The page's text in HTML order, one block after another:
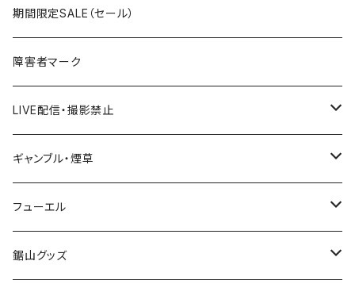
国道600～699号線
国道700～799号線
ROUTE600～699号線
ROUTE700～799号線
ROUTE 600～699号線
ROUTE 700～799号線
ROUTE 100～199号線
ROUTE 600～699号線
ROUTE 700～799号線
宮城県
秋田県
Tシャツ
ステッカー
山形県
福島県
茨城県
栃木県
期間限定SALE（セール）
障害者マーク
LIVE配信・撮影禁止
LIVE配信禁止
撮影禁止
ギャンブル・煙草
ホテルキーホルダー
たばこ・禁煙ステッカー
フューエル
ステッカー
鋸山グッズ